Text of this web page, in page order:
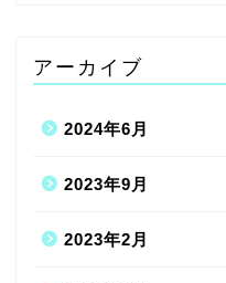
アーカイブ
2024年6月
2023年9月
2023年2月